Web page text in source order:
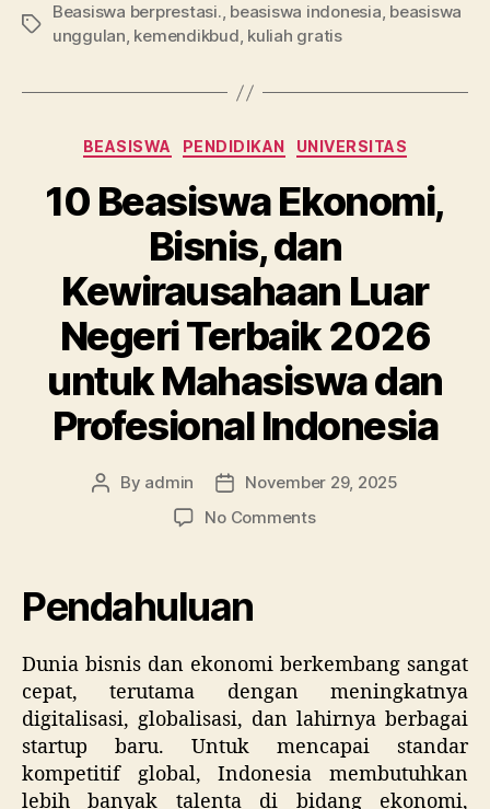
Tags
Beasiswa berprestasi., beasiswa indonesia, beasiswa
unggulan, kemendikbud, kuliah gratis
Categories
BEASISWA PENDIDIKAN UNIVERSITAS
10 Beasiswa Ekonomi,
Bisnis, dan
Kewirausahaan Luar
Negeri Terbaik 2026
untuk Mahasiswa dan
Profesional Indonesia
Post
By admin
Post
date
November 29, 2025
No Commentson
Kewirausahaan
Luar
Negeri
Terbaik
2026
untuk
Pendahuluan
Dunia bisnis dan ekonomi berkembang sangat
cepat, terutama dengan meningkatnya
digitalisasi, globalisasi, dan lahirnya berbagai
startup baru. Untuk mencapai standar
kompetitif global, Indonesia membutuhkan
lebih banyak talenta di bidang ekonomi,